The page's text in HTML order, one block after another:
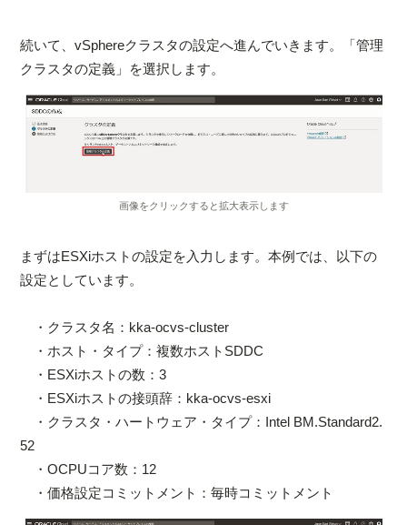
続いて、vSphereクラスタの設定へ進んでいきます。「管理
クラスタの定義」を選択します。
画像をクリックすると拡大表示します
まずはESXiホストの設定を入力します。本例では、以下の
設定としています。
・クラスタ名：kka-ocvs-cluster
・ホスト・タイプ：複数ホストSDDC
・ESXiホストの数：3
・ESXiホストの接頭辞：kka-ocvs-esxi
・クラスタ・ハートウェア・タイプ：Intel BM.Standard2.
52
・OCPUコア数：12
・価格設定コミットメント：毎時コミットメント